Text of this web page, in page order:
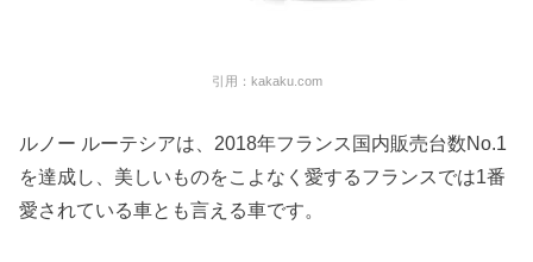
引用：kakaku.com
ルノー ルーテシアは、2018年フランス国内販売台数No.1
を達成し、美しいものをこよなく愛するフランスでは1番
愛されている車とも言える車です。